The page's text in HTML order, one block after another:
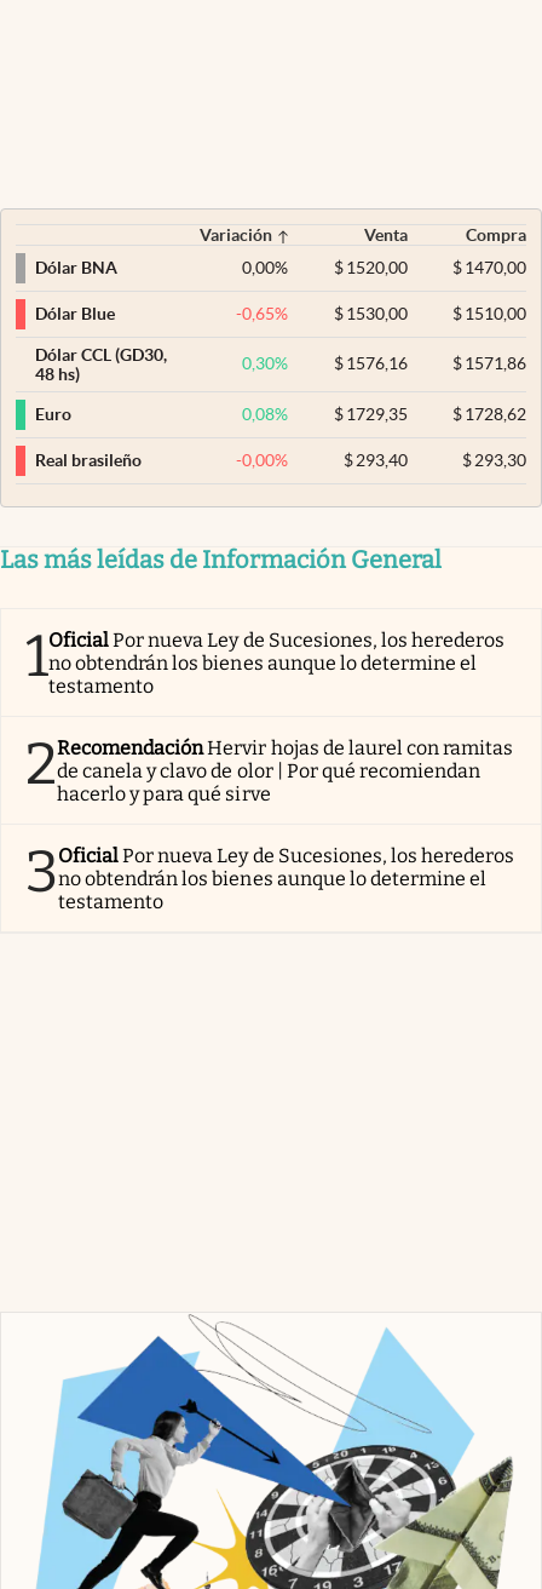
Variación Venta
Compra
Dólar BNA
0,00% $ 1520,00 $1470,00
Dólar Blue -0,65% $ 1530,00 $1510,00
Dólar CCL (GD30,
48 hs)
0,30% $ 1576,16 $1571,86
Euro 0,08% $ 1729,35 $1728,62
Real brasileño -0,00% $ 293,40 $293,30
Las más leídas de Información General
1OficialPor nueva Ley de Sucesiones, los herederos
no obtendrán los bienes aunque lo determine el
testamento
2RecomendaciónHervir hojas de laurel con ramitas
de canela y clavo de olor | Por qué recomiendan
hacerlo y para qué sirve
3OficialPor nueva Ley de Sucesiones, los herederos
no obtendrán los bienes aunque lo determine el
testamento